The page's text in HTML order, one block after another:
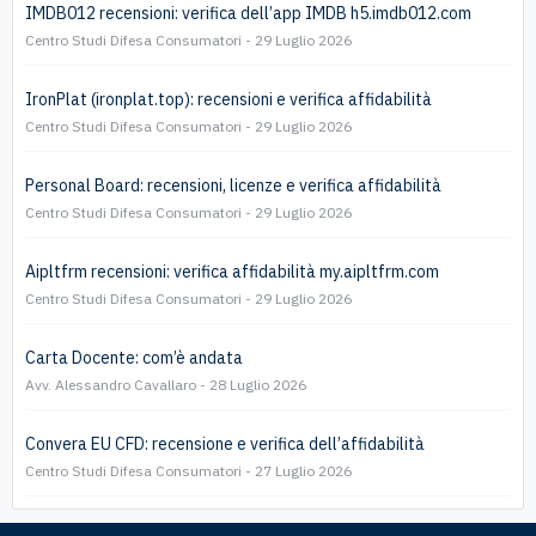
IMDB012 recensioni: verifica dell’app IMDB h5.imdb012.com
Centro Studi Difesa Consumatori 29 Luglio 2026
IronPlat (ironplat.top): recensioni e verifica affidabilità
Centro Studi Difesa Consumatori 29 Luglio 2026
Personal Board: recensioni, licenze e verifica affidabilità
Centro Studi Difesa Consumatori 29 Luglio 2026
Aipltfrm recensioni: verifica affidabilità my.aipltfrm.com
Centro Studi Difesa Consumatori 29 Luglio 2026
Carta Docente: com’è andata
Avv. Alessandro Cavallaro 28 Luglio 2026
Convera EU CFD: recensione e verifica dell’affidabilità
Centro Studi Difesa Consumatori 27 Luglio 2026